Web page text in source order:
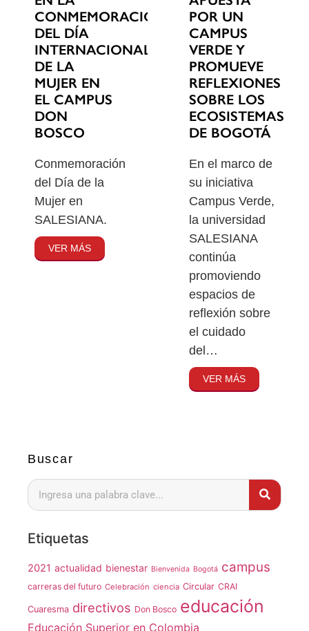
Buscar
Etiquetas
2021 actualidad bienestar Bienvenida Bogotá campus
carreras del futuro Celebración ciencia Circular CRAI
Cuaresma directivos Don Bosco educación
Educación Superior en Colombia
CONMEMORACIÓN
DEL DÍA
INTERNACIONAL
DE LA
MUJER EN
EL CAMPUS
DON
BOSCO
Conmemoración
del Día de la
Mujer en
SALESIANA.
VER MÁS
POR UN
CAMPUS
VERDE Y
PROMUEVE
REFLEXIONES
SOBRE LOS
ECOSISTEMAS
DE BOGOTÁ
En el marco de
su iniciativa
Campus Verde,
la universidad
SALESIANA
continúa
promoviendo
espacios de
reflexión sobre
el cuidado
del…
VER MÁS